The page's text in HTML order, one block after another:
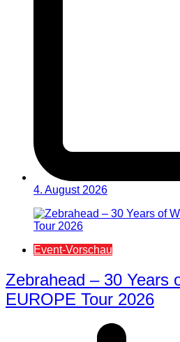
4. August 2026
Event-Vorschau
Zebrahead – 30 Years
EUROPE Tour 2026